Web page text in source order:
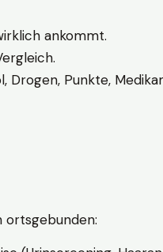
ankommt.
Drogen, Punkte,
ortsgebunden: